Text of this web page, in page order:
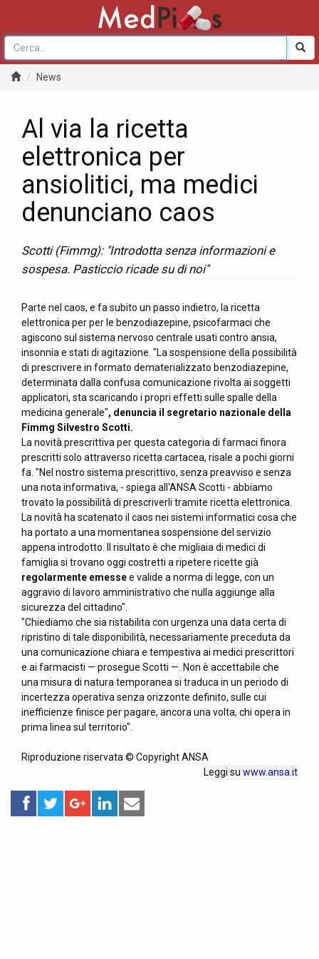
News
Al via la ricetta
elettronica per
ansiolitici, ma medici
denunciano caos
Scotti (Fimmg): "Introdotta senza informazioni e
sospesa. Pasticcio ricade su di noi"
Parte nel caos, e fa subito un passo indietro, la ricetta
elettronica per per le benzodiazepine, psicofarmaci che
agiscono sul sistema nervoso centrale usati contro ansia,
insonnia e stati di agitazione. "La sospensione della possibilità
di prescrivere in formato dematerializzato benzodiazepine,
determinata dalla confusa comunicazione rivolta ai soggetti
applicatori, sta scaricando i propri effetti sulle spalle della
medicina generale", denuncia il segretario nazionale della
Fimmg Silvestro Scotti.
La novità prescrittiva per questa categoria di farmaci finora
prescritti solo attraverso ricetta cartacea, risale a pochi giorni
fa. "Nel nostro sistema prescrittivo, senza preavviso e senza
una nota informativa, - spiega all'ANSA Scotti - abbiamo
trovato la possibilità di prescriverli tramite ricetta elettronica.
La novità ha scatenato il caos nei sistemi informatici cosa che
ha portato a una momentanea sospensione del servizio
appena introdotto. Il risultato è che migliaia di medici di
famiglia si trovano oggi costretti a ripetere ricette già
regolarmente emessee valide a norma di legge, con un
aggravio di lavoro amministrativo che nulla aggiunge alla
sicurezza del cittadino".
"Chiediamo che sia ristabilita con urgenza una data certa di
ripristino di tale disponibilità, necessariamente preceduta da
una comunicazione chiara e tempestiva ai medici prescrittori
e ai farmacisti — prosegue Scotti —. Non è accettabile che
una misura di natura temporanea si traduca in un periodo di
incertezza operativa senza orizzonte definito, sulle cui
inefficienze finisce per pagare, ancora una volta, chi opera in
prima linea sul territorio".
Riproduzione riservata © Copyright ANSA
Leggi su www.ansa.it